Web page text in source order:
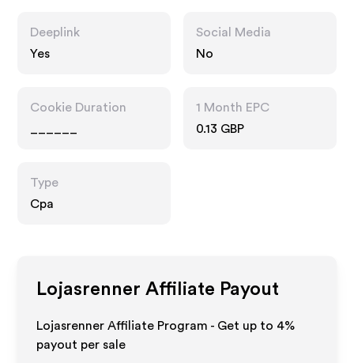
Deeplink
Yes
Social Media
No
Cookie Duration
1 Month EPC
0.13 GBP
Type
Cpa
Lojasrenner Affiliate Payout
Lojasrenner Affiliate Program - Get up to 4%
payout per sale